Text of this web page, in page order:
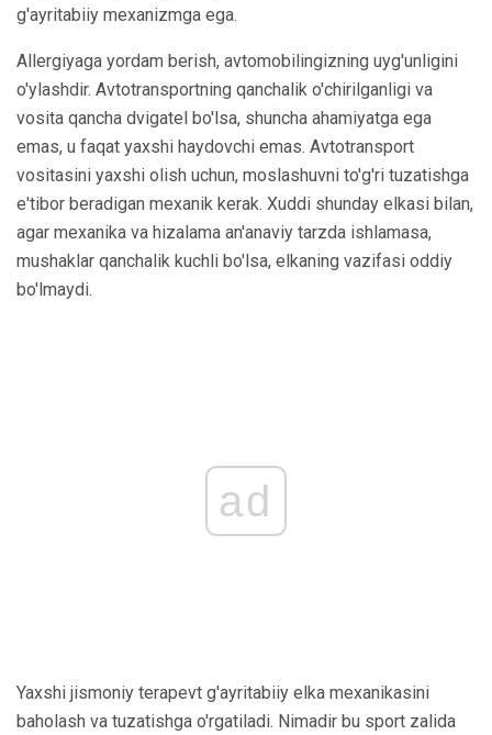
g'ayritabiiy mexanizmga ega.
Allergiyaga yordam berish, avtomobilingizning uyg'unligini
o'ylashdir. Avtotransportning qanchalik o'chirilganligi va
vosita qancha dvigatel bo'lsa, shuncha ahamiyatga ega
emas, u faqat yaxshi haydovchi emas. Avtotransport
vositasini yaxshi olish uchun, moslashuvni to'g'ri tuzatishga
e'tibor beradigan mexanik kerak. Xuddi shunday elkasi bilan,
agar mexanika va hizalama an'anaviy tarzda ishlamasa,
mushaklar qanchalik kuchli bo'lsa, elkaning vazifasi oddiy
bo'lmaydi.
ad
Yaxshi jismoniy terapevt g'ayritabiiy elka mexanikasini
baholash va tuzatishga o'rgatiladi. Nimadir bu sport zalida